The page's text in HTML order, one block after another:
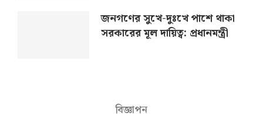
জনগণের সুখে-দুঃখে পাশে থাকা
সরকারের মূল দায়িত্ব: প্রধানমন্ত্রী
বিজ্ঞাপন